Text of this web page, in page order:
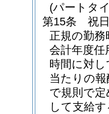
(パートタ
第15条
祝
正規の勤
会計年度
時間に対
当たりの
で規則で
して支給